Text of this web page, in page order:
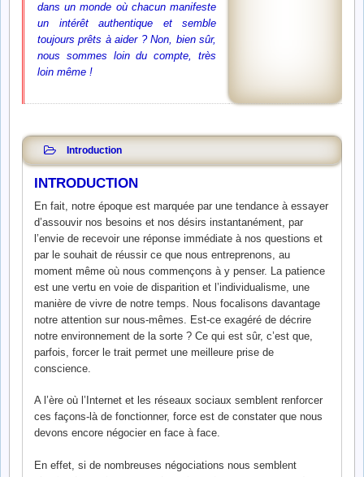
dans un monde où chacun manifeste
un intérêt authentique et semble
toujours prêts à aider ? Non, bien sûr,
nous sommes loin du compte, très
loin même !
Introduction
INTRODUCTION
En fait, notre époque est marquée par une tendance à essayer
d’assouvir nos besoins et nos désirs instantanément, par
l’envie de recevoir une réponse immédiate à nos questions et
par le souhait de réussir ce que nous entreprenons, au
moment même où nous commençons à y penser. La patience
est une vertu en voie de disparition et l’individualisme, une
manière de vivre de notre temps. Nous focalisons davantage
notre attention sur nous-mêmes. Est-ce exagéré de décrire
notre environnement de la sorte ? Ce qui est sûr, c’est que,
parfois, forcer le trait permet une meilleure prise de
conscience.
A l’ère où l’Internet et les réseaux sociaux semblent renforcer
ces façons-là de fonctionner, force est de constater que nous
devons encore négocier en face à face.
En effet, si de nombreuses négociations nous semblent